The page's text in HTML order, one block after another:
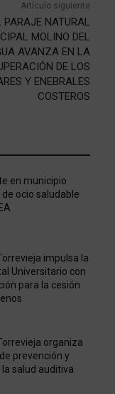
Artículo siguiente
PARAJE NATURAL
MOLINO DEL
AVANZA EN LA
DE LOS
Y ENEBRALES
COSTEROS
en municipio
ocio saludable
impulsa la
Universitario con
para la cesión
organiza
prevención y
salud auditiva